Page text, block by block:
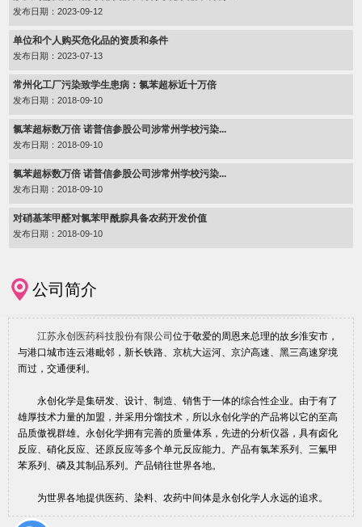
发布日期：2023-09-12
单位和个人购买危化品的资质和条件
发布日期：2023-07-13
常州化工厂污染致学生患病：氯苯超标近十万倍
发布日期：2018-09-10
氯苯超标数万倍 诺普信参股公司涉常州学校污染...
发布日期：2018-09-10
氯苯超标数万倍 诺普信参股公司涉常州学校污染...
发布日期：2018-09-10
对硝基苯甲醛对氯苯甲酰腙具备农药开发价值
发布日期：2018-09-10
公司简介
江苏永创医药科技股份有限公司位于敬爱的周恩来总理的故乡淮安市，
与港口城市连云港毗邻，新长铁路、京杭大运河、京沪高速、黑三高速穿境
而过，交通便利。
永创化学是集研发、设计、制造、销售于一体的综合性企业。由于有了
雄厚技术力量的加盟，并采用分馏技术，所以永创化学的产品将以它的至高
品质傲视群雄。永创化学拥有完善的质量体系，先进的分析仪器，具有卤化
反应、硝化反应、还原反应等多个单元反应能力。产品有氯苯系列、三氟甲
苯系列、磷及其制品系列。产品销往世界各地。
为世界各地提供医药、染料、农药中间体是永创化学人永远的追求。